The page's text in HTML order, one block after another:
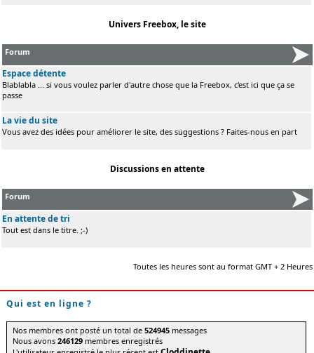
Univers Freebox, le site
Forum
Espace détente
Blablabla ... si vous voulez parler d'autre chose que la Freebox, c'est ici que ça se
passe
La vie du site
Vous avez des idées pour améliorer le site, des suggestions ? Faites-nous en part
Discussions en attente
Forum
En attente de tri
Tout est dans le titre. ;-)
Toutes les heures sont au format GMT + 2 Heures
Qui est en ligne ?
Nos membres ont posté un total de524945 messages
Nous avons246129 membres enregistrés